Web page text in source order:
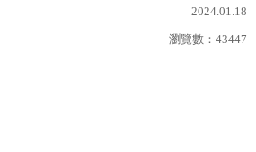
2024.01.18
瀏覽數： 43447